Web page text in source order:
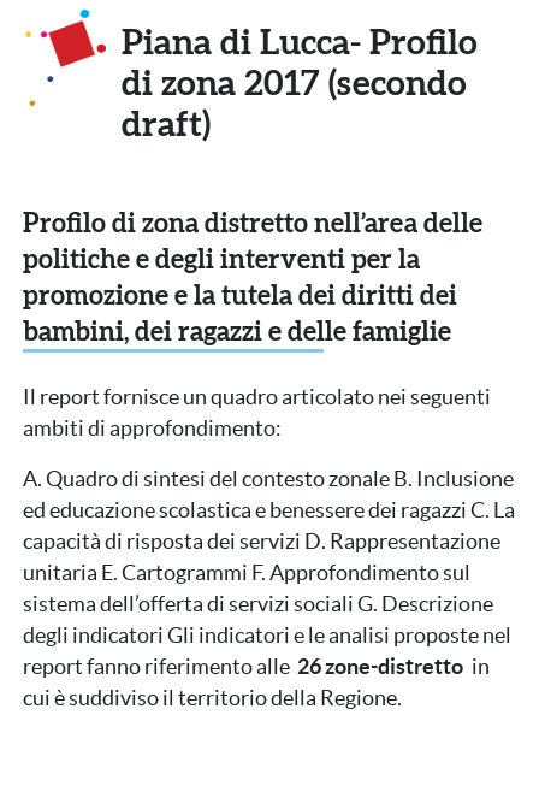
Piana di Lucca- Profilo
di zona 2017 (secondo
draft)
Profilo di zona distretto nell’area delle
politiche e degli interventi per la
promozione e la tutela dei diritti dei
bambini, dei ragazzi e delle famiglie
Il report fornisce un quadro articolato nei seguenti
ambiti di approfondimento:
A. Quadro di sintesi del contesto zonale B. Inclusione
ed educazione scolastica e benessere dei ragazzi C. La
capacità di risposta dei servizi D. Rappresentazione
unitaria E. Cartogrammi F. Approfondimento sul
sistema dell’offerta di servizi sociali G. Descrizione
degli indicatori Gli indicatori e le analisi proposte nel
report fanno riferimento alle 26 zone-distretto in
cui è suddiviso il territorio della Regione.